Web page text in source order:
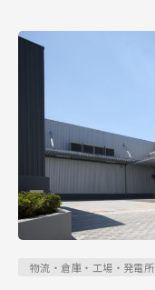
物流・倉庫・工場・発電所